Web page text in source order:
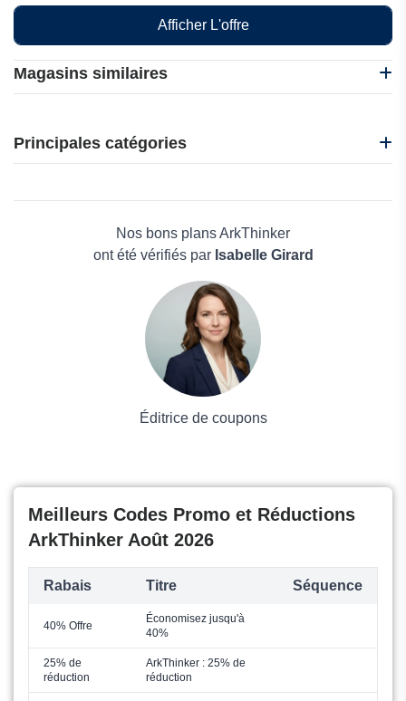
Magasins similaires
Qustodio
Depositphotos
Chaine tronconneuse
Principales catégories
Maison & JardinNos bons plans ArkThinker
ont été vérifiés par Isabelle Girard
Éditrice de coupons
même endroit.
Afficher L'offre
Meilleurs Codes Promo et Réductions
ArkThinker Août 2026
Rabais Titre Séquence
40% Offre
Économisez jusqu'à
40%
25% de
réduction
ArkThinker : 25% de
réduction